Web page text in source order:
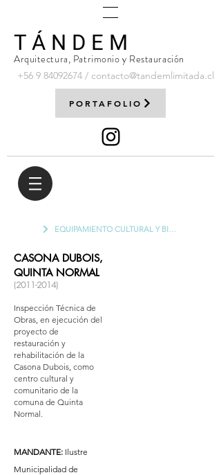
T Á N D E M
Arquitectura, Patrimonio y Restauración
+56 9 84092674 / contacto@tandemlimitada.cl
PORTAFOLIO
EQUIPAMIENTO CULTURAL Y BIBLIOTECAS
CASONA DUBOIS,
QUINTA NORMAL
(2011-2014)
Inspección Técnica de
Obras, en ejecución del
proyecto de
restauración y
rehabilitación de la
Casona Dubois, como
centro cultural y
comunitario de la
comuna de Quinta
Normal.
MANDANTE: Ilustre
Municipalidad de